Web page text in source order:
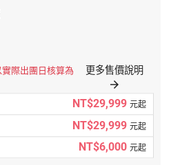
際出團日核算為
更多售價說明
arrow_forward
NT$29,999 元起
NT$29,999 元起
NT$6,000 元起